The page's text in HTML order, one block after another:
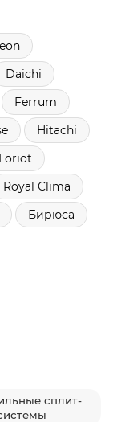
Daichi
Ferrum
Hitachi
Loriot
Royal Clima
Бирюса
сплит-